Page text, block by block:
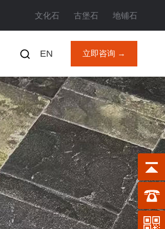
文化石 古堡石 地铺石
EN 立即咨询 →